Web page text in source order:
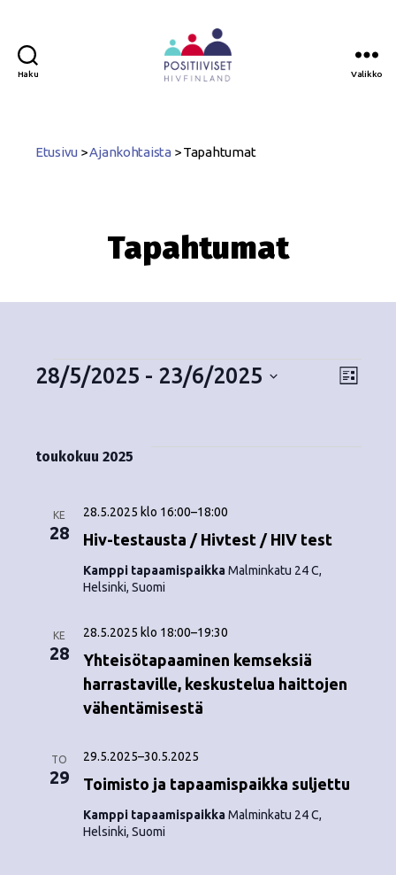
Haku Valikko
Etusivu >Ajankohtaista >Tapahtumat
Tapahtumat
N
v
g
T
s
L
28/5/2025 - 23/6/2025
i
toukokuu 2025
KE
28 Hiv-testausta / Hivtest / HIV test
28.5.2025 klo 16:00–18:00
Kamppi tapaamispaikkaMalminkatu 24 C,
Helsinki, Suomi
KE
28
Yhteisötapaaminen kemseksiä
harrastaville, keskustelua haittojen
vähentämisestä
28.5.2025 klo 18:00–19:30
TO
29 Toimisto ja tapaamispaikka suljettu
29.5.2025–30.5.2025
Kamppi tapaamispaikkaMalminkatu 24 C,
Helsinki, Suomi